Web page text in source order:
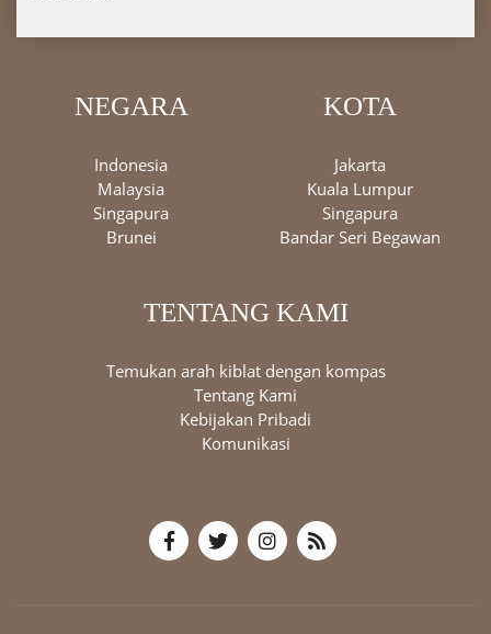
NEGARA
Indonesia
Malaysia
Singapura
Brunei
KOTA
Jakarta
Kuala Lumpur
Singapura
Bandar Seri Begawan
TENTANG KAMI
Temukan arah kiblat dengan kompas
Tentang Kami
Kebijakan Pribadi
Komunikasi